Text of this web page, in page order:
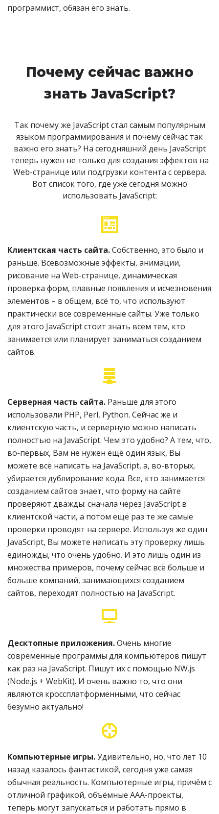
программист, обязан его знать.
Почему сейчас важно
знать JavaScript?
Так почему же JavaScript стал самым популярным
языком программирования и почему сейчас так
важно его знать? На сегодняшний день JavaScript
теперь нужен не только для создания эффектов на
Web-странице или подгрузки контента с сервера.
Вот список того, где уже сегодня можно
использовать JavaScript:
Клиентская часть сайта.Собственно, это было и
раньше. Всевозможные эффекты, анимации,
рисование на Web-странице, динамическая
проверка форм, плавные появления и исчезновения
элементов – в общем, всё то, что используют
практически все современные сайты. Уже только
для этого JavaScript стоит знать всем тем, кто
занимается или планирует заниматься созданием
сайтов.
Серверная часть сайта. Раньше для этого
использовали PHP, Perl, Python. Сейчас же и
клиентскую часть, и серверную можно написать
полностью на JavaScript. Чем это удобно? А тем, что,
во-первых, Вам не нужен ещё один язык, Вы
можете всё написать на JavaScript, а, во-вторых,
убирается дублирование кода. Все, кто занимается
созданием сайтов знает, что форму на сайте
проверяют дважды: сначала через JavaScript в
клиентской части, а потом ещё раз те же самые
проверки проводят на сервере. Используя же один
JavaScript, Вы можете написать эту проверку лишь
единожды, что очень удобно. И это лишь один из
множества примеров, почему сейчас всё больше и
больше компаний, занимающихся созданием
сайтов, переходят полностью на JavaScript.
Десктопные приложения.Очень многие
современные программы для компьютеров пишут
как раз на JavaScript. Пишут их с помощью NW.js
(Node.js + WebKit). И очень важно то, что они
являются кроссплатформенными, что сейчас
безумно актуально!
Компьютерные игры.Удивительно, но, что лет 10
назад казалось фантастикой, сегодня уже самая
обычная реальность. Компьютерные игры, причём с
отличной графикой, объёмные AAA-проекты,
теперь могут запускаться и работать прямо в